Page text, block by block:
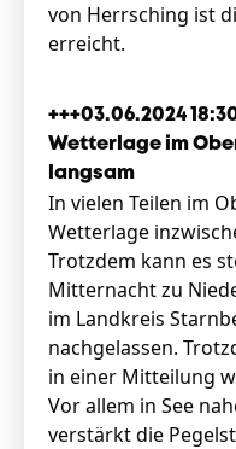
von Herrsching ist
erreicht.
+++03.06.2024
Wetterlage im
langsam
In vielen Teilen im
Wetterlage
Trotzdem kann es
Mitternacht zu
im Landkreis
nachgelassen.
in einer Mitteilung
Vor allem in See
verstärkt die